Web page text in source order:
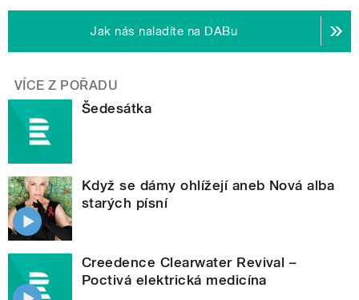
Jak nás naladíte na DABu
VÍCE Z POŘADU
Šedesátka
Když se dámy ohlížejí aneb Nová alba
starých písní
Creedence Clearwater Revival –
Poctivá elektrická medicína